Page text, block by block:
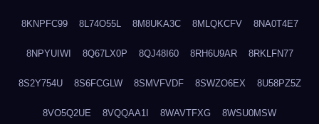
8KNPFC99 8L74O55L 8M8UKA3C 8MLQKCFV 8NA0T4E7
8NPYUIWI 8Q67LX0P 8QJ48I60 8RH6U9AR 8RKLFN77
8S2Y754U 8S6FCGLW 8SMVFVDF 8SWZO6EX 8U58PZ5Z
8VO5Q2UE 8VQQAA1I 8WAVTFXG 8WSU0MSW